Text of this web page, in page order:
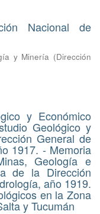
Nacional de
y Minería (Dirección
y Económico
Geológico y
General de
1917. - Memoria
Geología e
de la Dirección
año 1919.
en la Zona
y Tucumán